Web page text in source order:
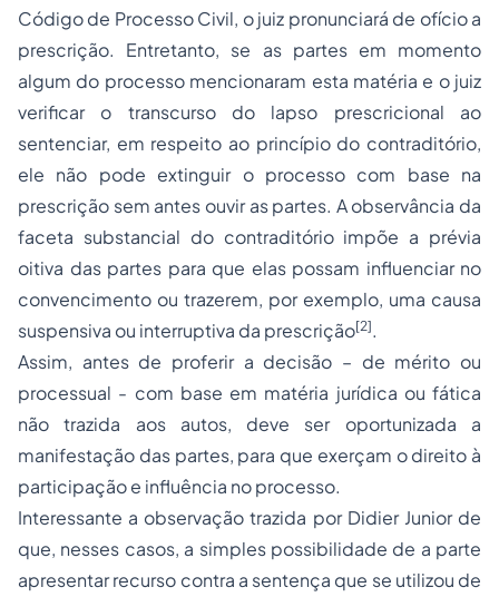
Código de Processo Civil, o juiz pronunciará de ofício a
prescrição. Entretanto, se as partes em momento
algum do processo mencionaram esta matéria e o juiz
verificar o transcurso do lapso prescricional ao
sentenciar, em respeito ao princípio do contraditório,
ele não pode extinguir o processo com base na
prescrição sem antes ouvir as partes. A observância da
faceta substancial do contraditório impõe a prévia
oitiva das partes para que elas possam influenciar no
convencimento ou trazerem, por exemplo, uma causa
suspensiva ou interruptiva da prescrição[2].
Assim, antes de proferir a decisão – de mérito ou
processual - com base em matéria jurídica ou fática
não trazida aos autos, deve ser oportunizada a
manifestação das partes, para que exerçam o direito à
participação e influência no processo.
Interessante a observação trazida por Didier Junior de
que, nesses casos, a simples possibilidade de a parte
apresentar recurso contra a sentença que se utilizou de